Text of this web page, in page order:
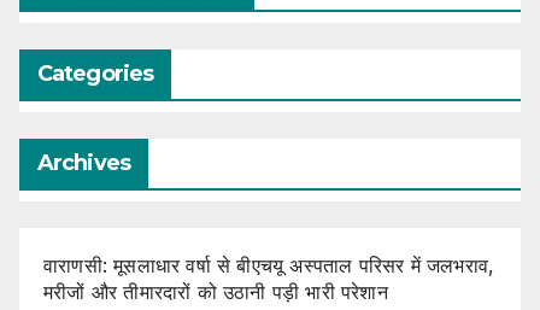
Categories
Archives
वाराणसी: मूसलाधार वर्षा से बीएचयू अस्पताल परिसर में जलभराव,
मरीजों और तीमारदारों को उठानी पड़ी भारी परेशान